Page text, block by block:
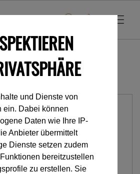
Seilrollen Partner
und Dienste von
ein. Dabei können
Daten wie Ihre IP-
Anbieter übermittelt
Dienste setzen zudem
bereitzustellen
zu erstellen. Sie